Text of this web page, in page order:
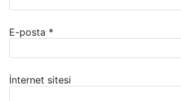
E-posta *
İnternet sitesi